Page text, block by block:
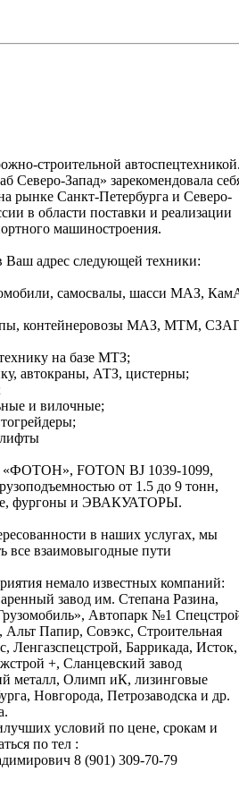
строительной автоспецтехникой.
Северо-Запад» зарекомендовала
рынке Санкт-Петербурга и Северо-
в области поставки и реализации
машиностроения.
Ваш адрес следующей техники:
самосвалы, шасси МАЗ,
контейнеровозы МАЗ, МТМ,
на базе МТЗ;
автокраны, АТЗ, цистерны;
и вилочные;
«ФОТОН», FOTON BJ 1039-1099,
от 1.5 до 9 тонн,
фургоны и ЭВАКУАТОРЫ.
в наших услугах, мы
все взаимовыгодные пути
немало известных компаний:
завод им. Степана Разина,
Автопарк №1
Альт Папир, Совэкс, Строительная
Баррикада, Исток,
+, Сланцевский завод
металл, Олимп иК, лизинговые
Новгорода, Петрозаводска и др.
условий по цене, срокам и
по тел :
8 (901) 309-70-79